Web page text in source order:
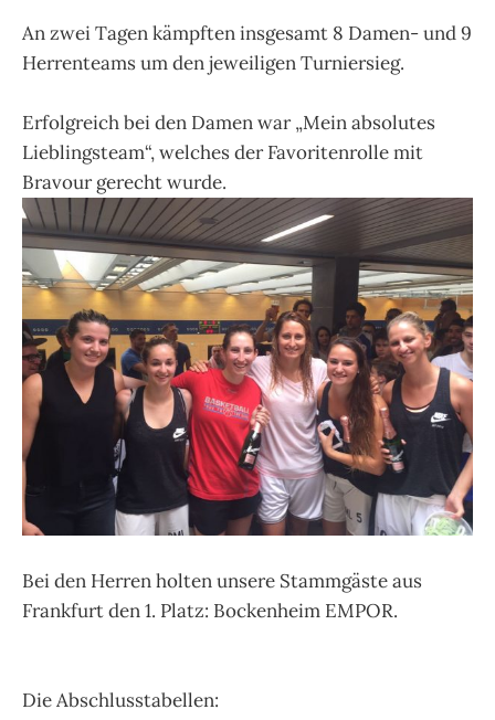
An zwei Tagen kämpften insgesamt 8 Damen- und 9
Herrenteams um den jeweiligen Turniersieg.
Erfolgreich bei den Damen war „Mein absolutes
Lieblingsteam“, welches der Favoritenrolle mit
Bravour gerecht wurde.
Bei den Herren holten unsere Stammgäste aus
Frankfurt den 1. Platz: Bockenheim EMPOR.
Die Abschlusstabellen: